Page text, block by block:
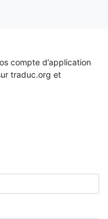
compte d’application
traduc.org et